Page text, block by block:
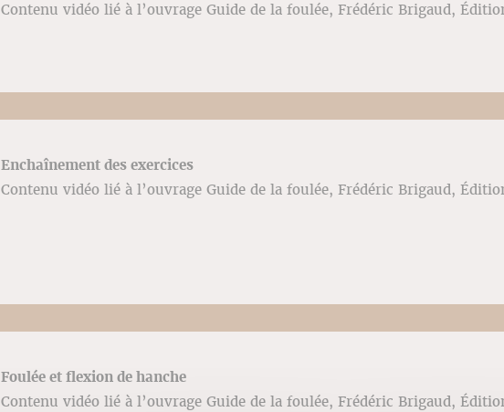
Contenu vidéo lié à l’ouvrage Guide de la foulée, Frédéric Brigaud,
Enchaînement des exercices
Contenu vidéo lié à l’ouvrage Guide de la foulée, Frédéric Brigaud,
Foulée et flexion de hanche
Contenu vidéo lié à l’ouvrage Guide de la foulée, Frédéric Brigaud,